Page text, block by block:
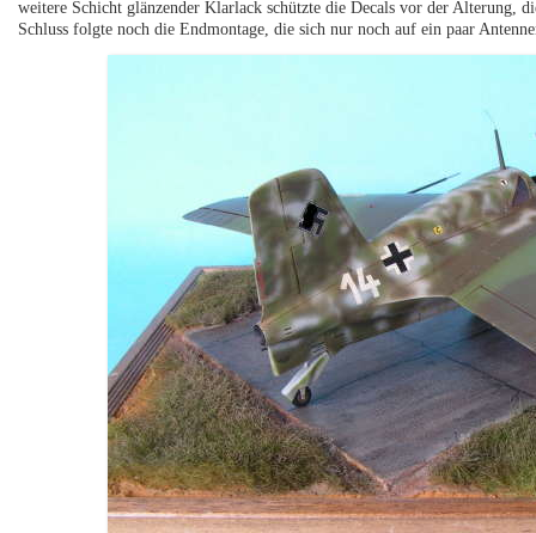
weitere Schicht glänzender Klarlack schützte die Decals vor der Alterung,
Schluss folgte noch die Endmontage, die sich nur noch auf ein paar